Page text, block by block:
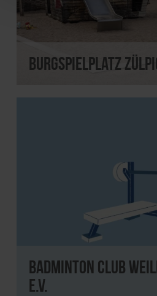
Burgspielplatz
Badminton Club
e.V.